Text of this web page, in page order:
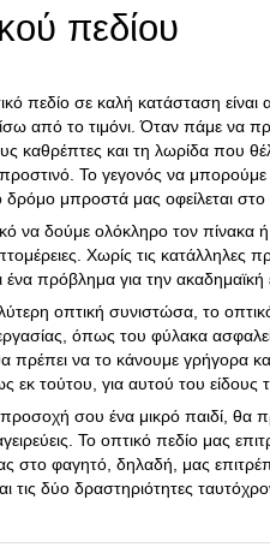
πεδίου
πεδίο σε καλή κατάσταση είναι
από το τιμόνι. Όταν πάμε να
καθρέπτες και τη λωρίδα που
Το γεγονός να μπορούμε
μπροστά μας οφείλεται στο
να δούμε ολόκληρο τον πίνακα ή
Χωρίς τις κατάλληλες
ένα πρόβλημα για την
οπτική συνιστώσα, το
όπως του φύλακα
να το κάνουμε γρήγορα
εκ τούτου, για αυτού του είδους
προσοχή σου ένα μικρό παιδί, θα
Το οπτικό πεδίο μας
στο φαγητό, δηλαδή, μας
τις δύο δραστηριότητες